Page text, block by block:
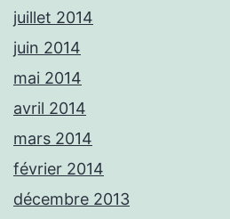
juillet 2014
juin 2014
mai 2014
avril 2014
mars 2014
février 2014
décembre 2013